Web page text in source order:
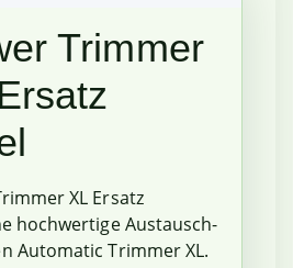
Trimmer
XL Ersatz
hochwertige Austausch-
Automatic Trimmer XL.